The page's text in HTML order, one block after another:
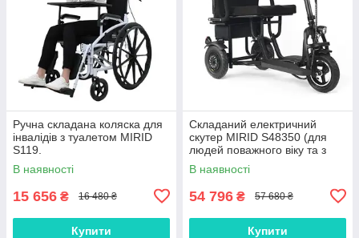
Ручна складана коляска для
інвалідів з туалетом MIRID
S119.
В наявності
15 656 ₴ 16 480 ₴
Купити
Складаний електричний
скутер MIRID S48350 (для
людей поважного віку та з
інвалідністю)
В наявності
54 796 ₴ 57 680 ₴
Купити